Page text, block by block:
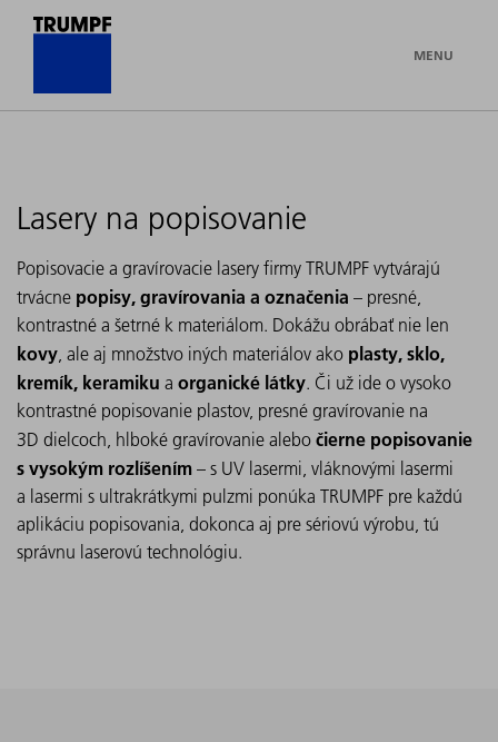
MENU
Lasery na popisovanie
Popisovacie a gravírovacie lasery firmy TRUMPF vytvárajú
trvácne popisy, gravírovania a označenia – presné,
kontrastné a šetrné k materiálom. Dokážu obrábať nie len
kovy, ale aj množstvo iných materiálov ako plasty, sklo,
kremík, keramiku a organické látky. Či už ide o vysoko
kontrastné popisovanie plastov, presné gravírovanie na
3D dielcoch, hlboké gravírovanie alebo čierne popisovanie
s vysokým rozlíšením – s UV lasermi, vláknovými lasermi
a lasermi s ultrakrátkymi pulzmi ponúka TRUMPF pre každú
aplikáciu popisovania, dokonca aj pre sériovú výrobu, tú
správnu laserovú technológiu.